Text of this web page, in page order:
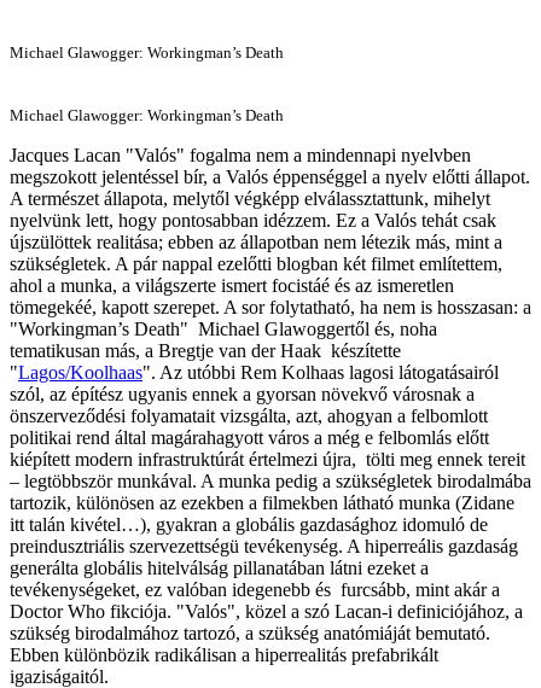
Michael Glawogger: Workingman’s Death
Michael Glawogger: Workingman’s Death
Jacques Lacan "Valós" fogalma nem a mindennapi nyelvben
megszokott jelentéssel bír, a Valós éppenséggel a nyelv előtti állapot.
A természet állapota, melytől végképp elválassztattunk, mihelyt
nyelvünk lett, hogy pontosabban idézzem. Ez a Valós tehát csak
újszülöttek realitása; ebben az állapotban nem létezik más, mint a
szükségletek. A pár nappal ezelőtti blogban két filmet említettem,
ahol a munka, a világszerte ismert focistáé és az ismeretlen
tömegekéé, kapott szerepet. A sor folytatható, ha nem is hosszasan: a
"Workingman’s Death" Michael Glawoggertől és, noha
tematikusan más, a Bregtje van der Haak készítette
"Lagos/Koolhaas". Az utóbbi Rem Kolhaas lagosi látogatásairól
szól, az építész ugyanis ennek a gyorsan növekvő városnak a
önszerveződési folyamatait vizsgálta, azt, ahogyan a felbomlott
politikai rend által magárahagyott város a még e felbomlás előtt
kiépített modern infrastruktúrát értelmezi újra, tölti meg ennek tereit
– legtöbbször munkával. A munka pedig a szükségletek birodalmába
tartozik, különösen az ezekben a filmekben látható munka (Zidane
itt talán kivétel…), gyakran a globális gazdasághoz idomuló de
preindusztriális szervezettségü tevékenység. A hiperreális gazdaság
generálta globális hitelválság pillanatában látni ezeket a
tevékenységeket, ez valóban idegenebb és furcsább, mint akár a
Doctor Who fikciója. "Valós", közel a szó Lacan-i definiciójához, a
szükség birodalmához tartozó, a szükség anatómiáját bemutató.
Ebben különbözik radikálisan a hiperrealitás prefabrikált
igaziságaitól.